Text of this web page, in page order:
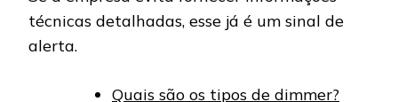
técnicas detalhadas, esse já é um sinal de
alerta.
Quais são os tipos de dimmer?